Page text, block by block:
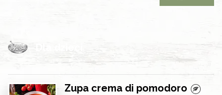
Dla dzieci
Zupa crema di pomodoro